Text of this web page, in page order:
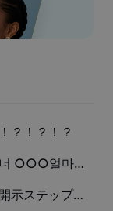
さい。経済学
たいすべての
2万
！？！？！？
6015 너 ○○○얼마나 좋아해?
453 開示ステップテンプレート